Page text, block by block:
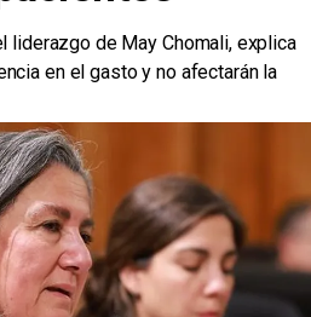
liderazgo de May Chomali, explica
en el gasto y no afectarán la